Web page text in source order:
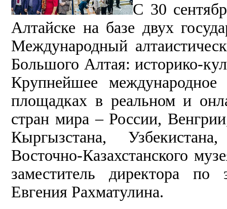
С 30
Алтайске на базе двух
Международный
Большого Алтая: историко-
Крупнейшее
площадках в реальном и
стран мира – России,
Кыргызстана,
Восточно-Казахстанского
заместитель директора по
Евгения Рахматулина.